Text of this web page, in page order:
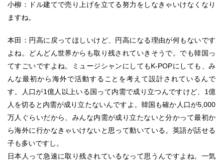
小柳：ドル建てで売り上げを立てる努力をしなきゃいけなくなり
ますね。
本田：円高に戻ってほしいけど、円高になる理由が何もないです
よね。どんどん世界からも取り残されていきそうで。でも韓国っ
てすごいですよね。ミュージシャンにしてもK-POPにしても、み
んな最初から海外で活動することを考えて設計されているんで
す。人口が1億人以上いる国って内需で成り立つんですけど、1億
人を切ると内需が成り立たないんですよ。韓国も確か人口が5,000
万人ぐらいだから、みんな内需が成り立たないと分かって最初か
ら海外に行かなきゃいけないと思って動いている。英語が話せる
子も多いですし。
日本人って急速に取り残されているなって思うんですよね。一気